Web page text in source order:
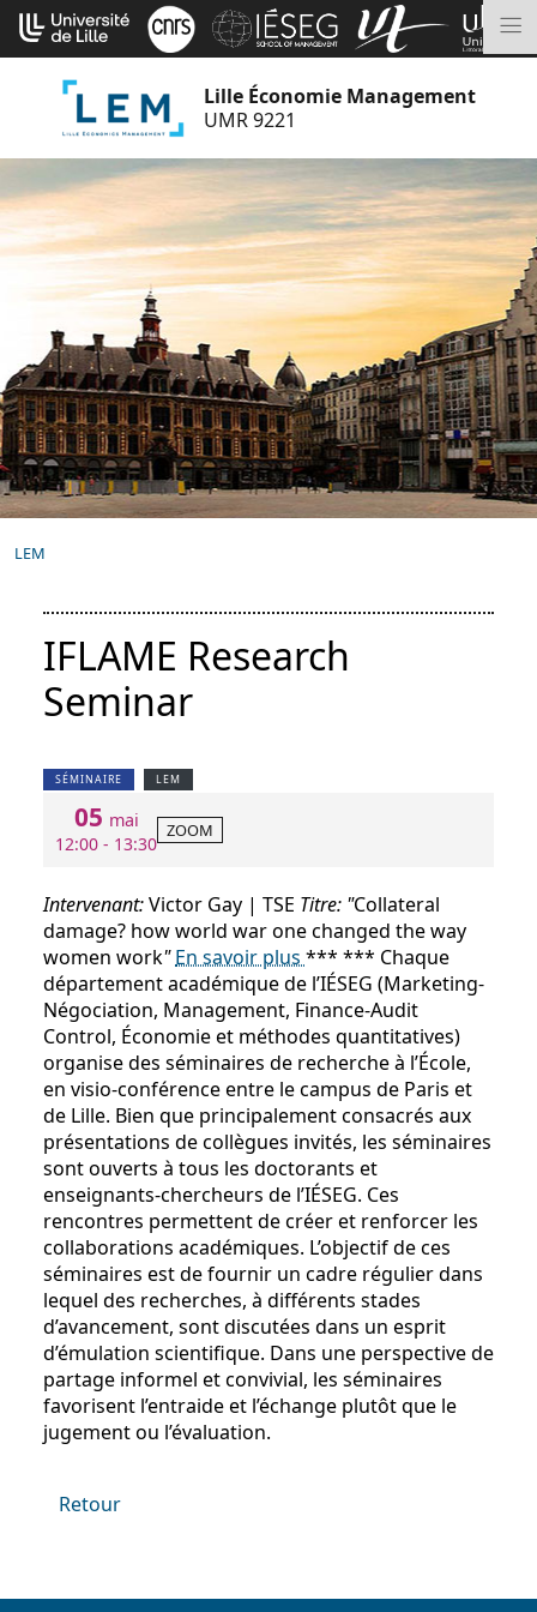
Aller
au
contenu
Lille Économie Management
UMR 9221
LEM
IFLAME Research
Seminar
SÉMINAIRE LEM
05 mai
12:00 - 13:30
ZOOM
Intervenant:Victor Gay | TSE Titre: "Collateral
damage? how world war one changed the way
women work" En savoir plus *** *** Chaque
département académique de l’IÉSEG (Marketing-
Négociation, Management, Finance-Audit
Control, Économie et méthodes quantitatives)
organise des séminaires de recherche à l’École,
en visio-conférence entre le campus de Paris et
de Lille. Bien que principalement consacrés aux
présentations de collègues invités, les séminaires
sont ouverts à tous les doctorants et
enseignants-chercheurs de l’IÉSEG. Ces
rencontres permettent de créer et renforcer les
collaborations académiques. L’objectif de ces
séminaires est de fournir un cadre régulier dans
lequel des recherches, à différents stades
d’avancement, sont discutées dans un esprit
d’émulation scientifique. Dans une perspective de
partage informel et convivial, les séminaires
favorisent l’entraide et l’échange plutôt que le
jugement ou l’évaluation.
Retour
Cookies management panel